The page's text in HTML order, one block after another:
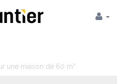
une maison de 60 m²